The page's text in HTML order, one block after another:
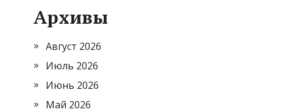
Архивы
Август 2026
Июль 2026
Июнь 2026
Май 2026